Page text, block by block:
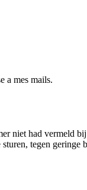
a mes mails.
niet had vermeld
tegen